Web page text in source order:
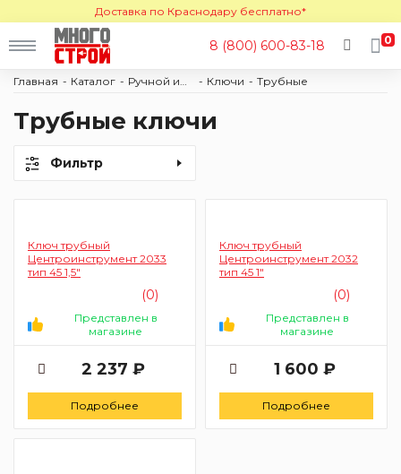
Доставка по Краснодару бесплатно*
8 (800) 600-83-18 0
Главная Каталог Ключи Трубные
Трубные ключи
Фильтр
Ключ трубный
Центроинструмент 2033
тип 45 1,5"
(0)
Представлен в
магазине
2 237 ₽
Подробнее
Ключ трубный
Центроинструмент 2032
тип 45 1"
(0)
Представлен в
магазине
1 600 ₽
Подробнее